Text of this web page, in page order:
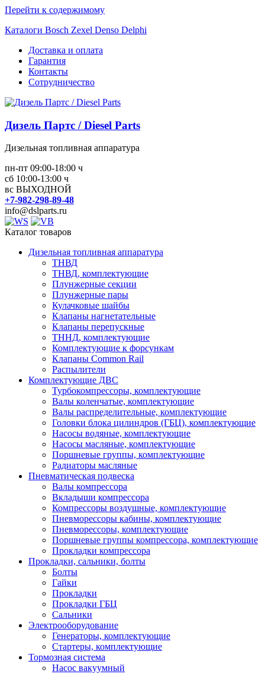
Перейти к содержимому
Каталоги Bosch Zexel Denso Delphi
Доставка и оплата
Гарантия
Контакты
Сотрудничество
Дизель Партс / Diesel Parts
Дизельная топливная аппаратура
пн-пт 09:00-18:00 ч
сб 10:00-13:00 ч
вс ВЫХОДНОЙ
+7-982-298-89-48
info@dslparts.ru
Каталог товаров
Дизельная топливная аппаратура
ТНВД
ТНВД, комплектующие
Плунжерные секции
Плунжерные пары
Кулачковые шайбы
Клапаны нагнетательные
Клапаны перепускные
ТННД, комплектующие
Комплектующие к форсункам
Клапаны Common Rail
Распылители
Комплектующие ДВС
Турбокомпрессоры, комплектующие
Валы коленчатые, комплектующие
Валы распределительные, комплектующие
Головки блока цилиндров (ГБЦ), комплектующие
Насосы водяные, комплектующие
Насосы масляные, комплектующие
Поршневые группы, комплектующие
Радиаторы масляные
Пневматическая подвеска
Валы компрессора
Вкладыши компрессора
Компрессоры воздушные, комплектующие
Пневморессоры кабины, комплектующие
Пневморессоры, комплектующие
Поршневые группы компрессора, комплектующие
Прокладки компрессора
Прокладки, сальники, болты
Болты
Гайки
Прокладки
Прокладки ГБЦ
Сальники
Электрооборудование
Генераторы, комплектующие
Стартеры, комплектующие
Тормозная система
Насос вакуумный